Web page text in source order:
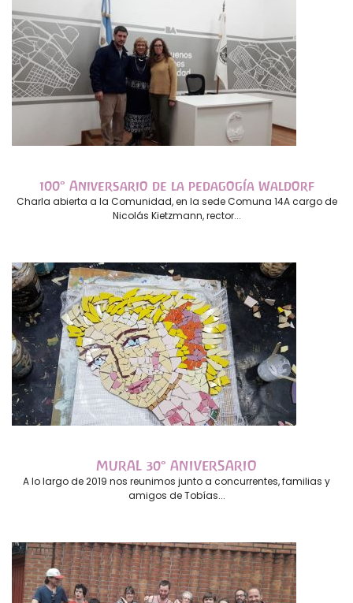
100° Aniversario de la pedagogía Waldorf
Charla abierta a la Comunidad, en la sede Comuna 14A cargo de
Nicolás Kietzmann, rector...
MURAL 30° ANIVERSARIO
A lo largo de 2019 nos reunimos junto a concurrentes, familias y
amigos de Tobías...